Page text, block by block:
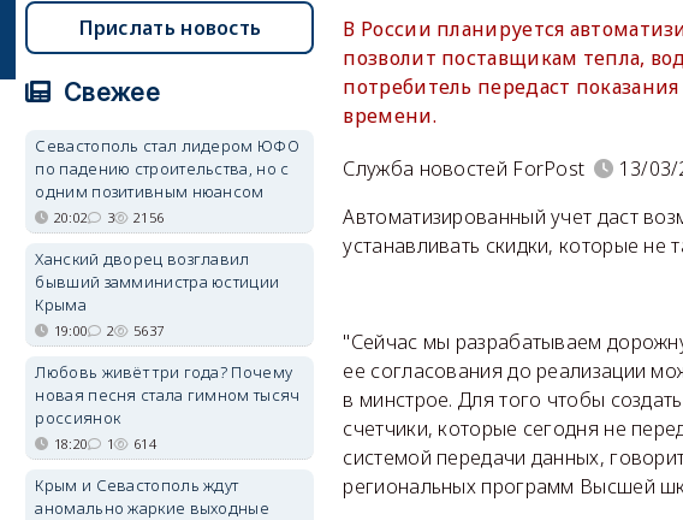
В России планируется
позволит поставщикам тепла,
потребитель передаст
времени.
Служба новостей ForPost
13/03/
Автоматизированный учет даст
устанавливать скидки, которые не
"Сейчас мы разрабатываем
ее согласования до реализации
в минстрое. Для того чтобы
счетчики, которые сегодня не
системой передачи данных,
региональных программ Высшей
Прислать новость
Свежее
Севастополь стал лидером ЮФО
по падению строительства, но с
одним позитивным нюансом
20:02 3 2156
Ханский дворец возглавил
бывший замминистра юстиции
Крыма
19:00 2 5637
Любовь живёт три года? Почему
новая песня стала гимном тысяч
россиянок
18:20 1 614
Крым и Севастополь ждут
аномально жаркие выходные